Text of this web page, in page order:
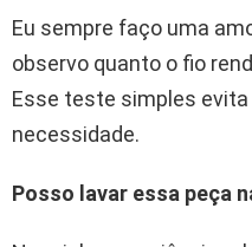
Eu sempre faço uma
observo quanto o fio
Esse teste simples
necessidade.
Posso lavar essa peça